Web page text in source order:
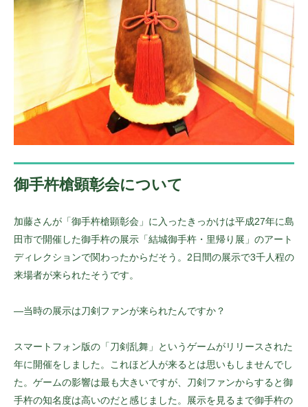
御手杵槍顕彰会について
加藤さんが「御手杵槍顕彰会」に入ったきっかけは平成27年に島
田市で開催した御手杵の展示「結城御手杵・里帰り展」のアート
ディレクションで関わったからだそう。2日間の展示で3千人程の
来場者が来られたそうです。
—当時の展示は刀剣ファンが来られたんですか？
スマートフォン版の「刀剣乱舞」というゲームがリリースされた
年に開催をしました。これほど人が来るとは思いもしませんでし
た。ゲームの影響は最も大きいですが、刀剣ファンからすると御
手杵の知名度は高いのだと感じました。展示を見るまで御手杵の